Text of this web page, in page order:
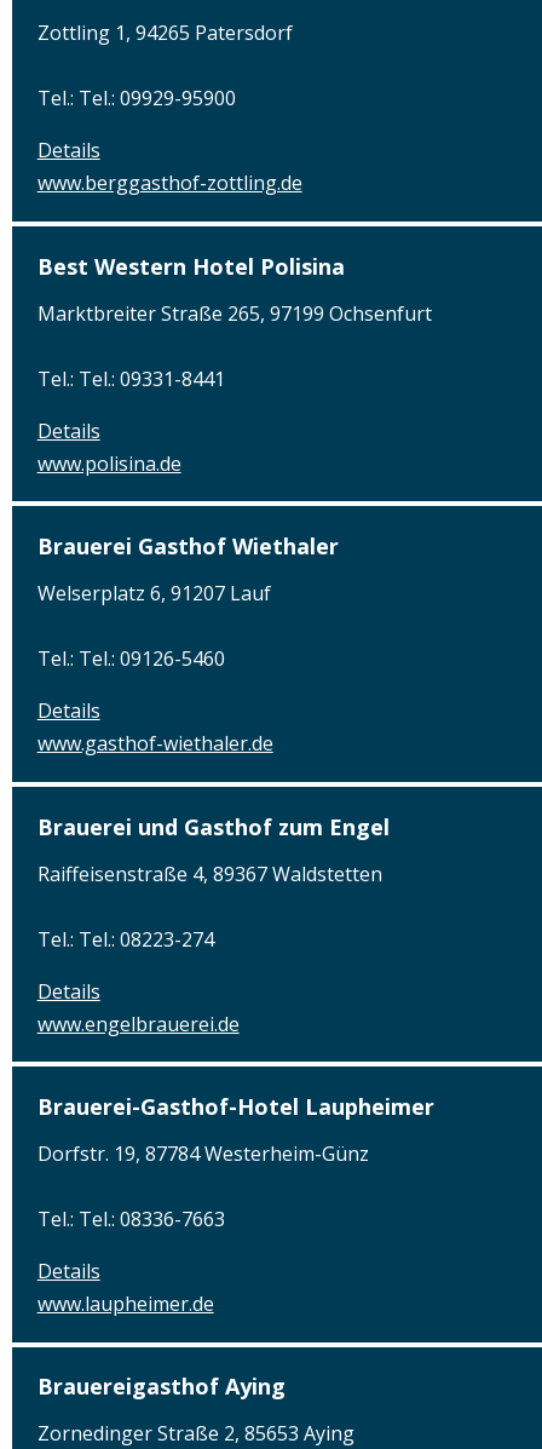
Zottling 1, 94265 Patersdorf
Tel.: Tel.: 09929-95900
Details
www.berggasthof-zottling.de
Best Western Hotel Polisina
Marktbreiter Straße 265, 97199 Ochsenfurt
Tel.: Tel.: 09331-8441
Details
www.polisina.de
Brauerei Gasthof Wiethaler
Welserplatz 6, 91207 Lauf
Tel.: Tel.: 09126-5460
Details
www.gasthof-wiethaler.de
Brauerei und Gasthof zum Engel
Raiffeisenstraße 4, 89367 Waldstetten
Tel.: Tel.: 08223-274
Details
www.engelbrauerei.de
Brauerei-Gasthof-Hotel Laupheimer
Dorfstr. 19, 87784 Westerheim-Günz
Tel.: Tel.: 08336-7663
Details
www.laupheimer.de
Brauereigasthof Aying
Zornedinger Straße 2, 85653 Aying